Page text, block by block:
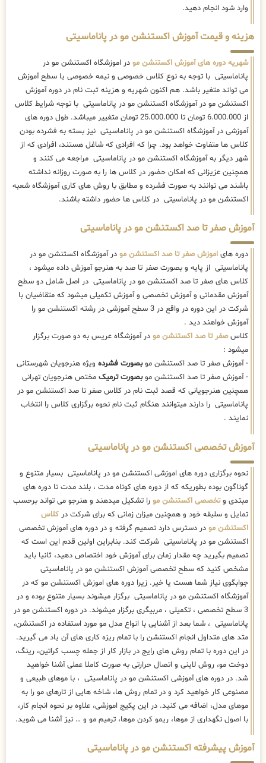
وارد شود انجام دهید.
هزینه و قیمت آموزش اکستنشن مو در پاناماسیتی
شهریه دوره های آموزش اکستنشن مو در اموزشگاه اکستنشن مو در
پاناماسیتی با توجه به نوع کلاس خصوصی و نیمه خصوصی یا سطح آموزش
می تواند متغیر باشد. هم اکنون شهریه و هزینه ثبت نام در دوره آموزش
اکستنشن مو در آموزشگاه اکستنشن مو در پاناماسیتی با توجه شرایط کلاس
از 6.000.000 تومان تا 25.000.000 تومان متغییر میباشد. طول دوره های
آموزشی در آموزشگاه اکستنشن مو در پاناماسیتی نیز بسته به فشرده بودن
کلاس ها متفاوت خواهد بود. چرا که افرادی که شاغل هستند، افرادی که از
شهر دیگر به آموزشگاه اکستنشن مو در پاناماسیتی مراجعه می کنند و
همچنین عزیزانی که امکان حضور در کلاس ها را به صورت روزانه نداشته
باشند می توانند به صورت فشرده و مطابق با روش های کاری آموزشگاه شعبه
اکستنشن مو در پاناماسیتی در کلاس ها حضور داشته باشند.
آموزش صفر تا صد اکستنشن مو در پاناماسیتی
دوره های اموزش صفر تا صد اکستنشن مو در آموزشگاه اکستنشن مو در
پاناماسیتی از پایه و بصورت صفر تا صد به هنرجو آموزش داده میشود ،
کلاس های صفر تا صد اکستنشن مو در پاناماسیتی در اصل شامل دو سطح
آموزش مقدماتی و آموزش تخصصی و آموزش تکمیلی میشود که متقاضیان با
شرکت در این دوره در واقع در 3 سطح آموزشی در رشته اکستنشن مو را
آموزش خواهند دید .
کلاسصفر تا صد اکستنشن مو در آموزشگاه عریس به دو صورت برگزار
میشود :
- آموزش صفر تا صد اکستنشن موبصورت فشرده ویژه هنرجویان شهرستانی
- آموزش صفر تا صد اکستنشن موبصورت ترمیک مختص هنرجویان تهرانی
همچنین هنرجویانی که قصد ثبت نام در کلاس صفر تا صد اکستنشن مو در
پاناماسیتی را دارند میتوانند هنگام ثبت نام نحوه برگزاری کلاس را انتخاب
نمایند .
آموزش تخصصی اکستنشن مو در پاناماسیتی
نحوه برگزاری دوره های اموزشی اکستنشن مو در پاناماسیتی بسیار متنوع و
گوناگون بوده بطوریکه که از دوره های کوتاه مدت ، بلند مدت تا دوره های
مبتدی وتخصصی اکستنشن مو را تشکیل میدهند و هنرجو می تواند برحسب
تمایل و سلیقه خود و همچنین میزان زمانی که برای شرکت در کلاس
اکستنشن مو در دسترس دارد تصمیم گرفته و در دوره های آموزش تخصصی
اکستنشن مو در پاناماسیتی شرکت کند. بنابراین اولین قدم این است که
تصمیم بگیرید چه مقدار زمان برای آموزش خود اختصاص دهید، ثانیا باید
مشخص کنید که سطح تخصصی آموزش اکستنشن مو در پاناماسیتی
جوابگوی نیاز شما هست یا خیر. زیرا دوره های اموزش اکستنشن مو که در
آموزشگاه اکستنشن مو در پاناماسیتی برگزار میشوند بسیار متنوع بوده و در
3 سطح تخصصی ، تکمیلی ، مربیگری برگزار میشوند. در دوره اکستنشن مو در
پاناماسیتی ، شما بعد از آشنایی با انواع مدل مو مورد استفاده در اکستنشن،
متد های متداول انجام اکستنشن را با تمام ریزه کاری های آن یاد می گیرید.
در این دوره با تمام روش های رایج در بازار کار از جمله چسب کراتین، رینگ،
دوخت مو، روش لاینی و اتصال حرارتی به صورت کاملا عملی آشنا خواهید
شد. در دوره های آموزشی اکستنشن مو در پاناماسیتی ، با موهای طبیعی و
مصنوعی کار خواهید کرد و در تمام روش ها، شاخه هایی از تارهای مو را به
موهای مدل، اضافه می کنید. در این پکیج اموزشی، علاوه بر نحوه انجام کار،
با اصول نگهداری از موها، ریمو کردن موها، ترمیم مو و … نیز آشنا می شوید.
آموزش پیشرفته اکستنشن مو در پاناماسیتی